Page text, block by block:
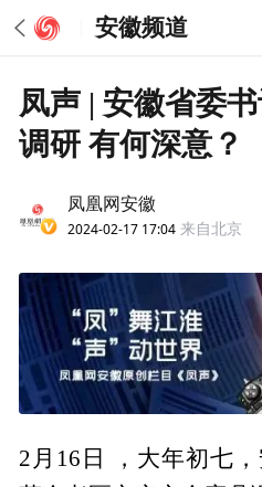
安徽频道
凤声 | 安徽省委
调研 有何深意？
凤凰网安徽
2024-02-17 17:04 来自北京
2月16日 ，大年初七